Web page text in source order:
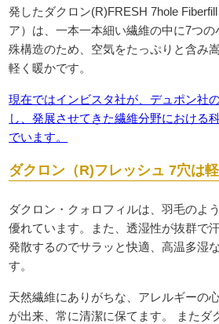
発したダクロン(R)FRESH 7hole
ア）は、一本一本細い繊維の中に7つ
殊構造のため、空気をたっぷりと含み
軽く暖かです。
現在ではインビスタ社が、デュポン社
し、発展させてきた繊維分野における
でいます。
ダクロン（R)フレッシュ 7穴は
ダクロン・クォロフィルは、羽毛のよ
優れています。また、透湿性が抜群で
発散するのでサラッと快適、高温多湿
す。
天然繊維にありがちな、アレルギーの
が出来、常に清潔に保てます。 またダ